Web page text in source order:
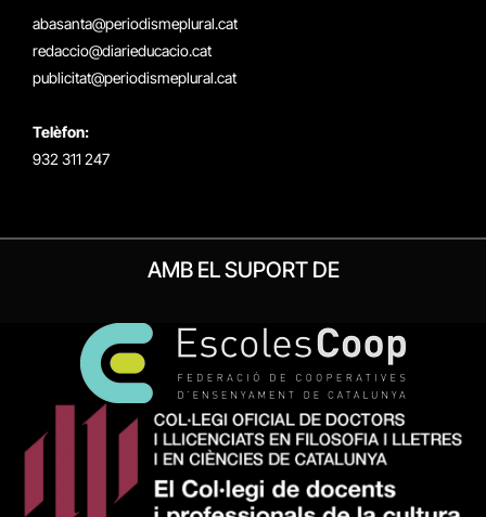
abasanta@periodismeplural.cat
redaccio@diarieducacio.cat
publicitat@periodismeplural.cat
Telèfon:
932 311 247
AMB EL SUPORT DE